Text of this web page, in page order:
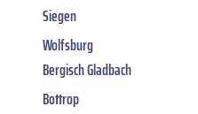
Siegen
Wolfsburg
Bergisch Gladbach
Bottrop